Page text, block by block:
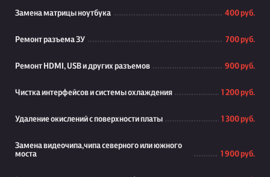
Замена матрицы ноутбука 400 руб.
Ремонт разъема ЗУ 700 руб.
Ремонт HDMI, USB и других разъемов 900 руб.
Чистка интерфейсов и системы охлаждения 1 200 руб.
Удаление окислений с поверхности платы 1 300 руб.
Замена видеочипа,чипа северного или южного
моста
1 900 руб.